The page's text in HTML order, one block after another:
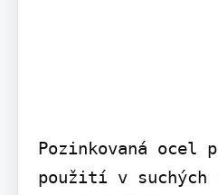
Pozinkovaná ocel
použití v